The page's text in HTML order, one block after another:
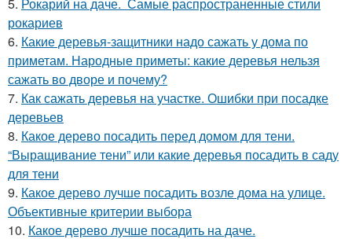
рокариев
6. Какие деревья-защитники надо сажать у дома по
приметам. Народные приметы: какие деревья нельзя
сажать во дворе и почему?
7. Как сажать деревья на участке. Ошибки при посадке
деревьев
8. Какое дерево посадить перед домом для тени.
“Выращивание тени” или какие деревья посадить в саду
для тени
9. Какое дерево лучше посадить возле дома на улице.
Объективные критерии выбора
10. Какое дерево лучше посадить на даче.